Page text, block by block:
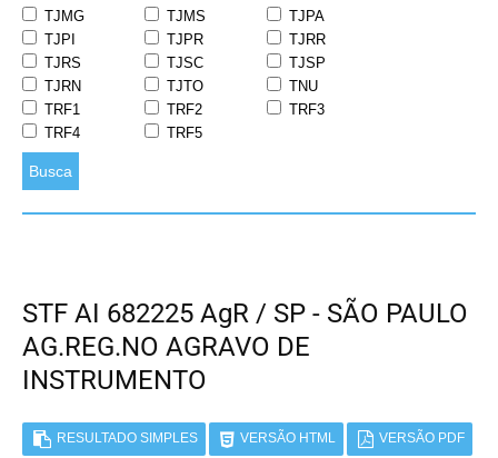
TJMG
TJMS
TJPA
TJPI
TJPR
TJRR
TJRS
TJSC
TJSP
TJRN
TJTO
TNU
TRF1
TRF2
TRF3
TRF4
TRF5
Busca
STF AI 682225 AgR / SP - SÃO PAULO
AG.REG.NO AGRAVO DE
INSTRUMENTO
RESULTADO SIMPLES VERSÃO HTML VERSÃO PDF